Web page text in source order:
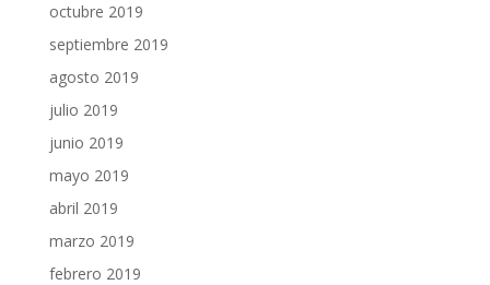
octubre 2019
septiembre 2019
agosto 2019
julio 2019
junio 2019
mayo 2019
abril 2019
marzo 2019
febrero 2019